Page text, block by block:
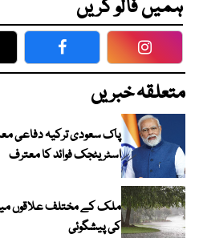
ہمیں فالو کریں
Facebook
متعلقہ خبریں
پاک سعودی ترکیہ دفاعی
اسٹریٹجک فوائد کا معترف
ملک کے مختلف علاقوں
کی پیشگوئی